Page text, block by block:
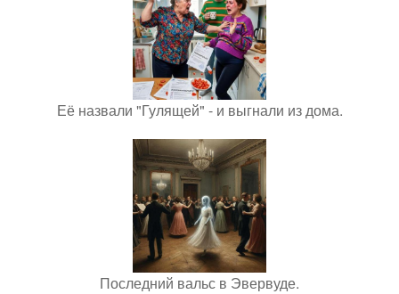
Её назвали "Гулящей" - и выгнали из дома.
Последний вальс в Эвервуде.